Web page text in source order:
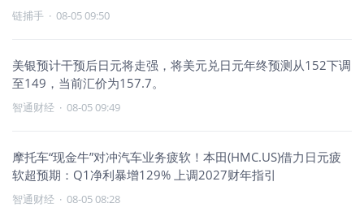
链捕手 · 08-05 09:50
美银预计干预后日元将走强，将美元兑日元年终预测从152下调
至149，当前汇价为157.7。
智通财经 · 08-05 09:49
摩托车“现金牛”对冲汽车业务疲软！本田(HMC.US)借力日元疲
软超预期：Q1净利暴增129% 上调2027财年指引
智通财经 · 08-05 08:28